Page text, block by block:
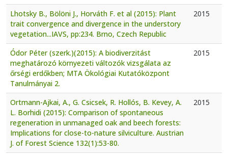
Lhotsky B., Bölöni J., Horváth F. et al (2015): Plant
trait convergence and divergence in the understory
vegetation...IAVS, pp:234. Brno, Czech Republic
2015
Ódor Péter (szerk.)(2015): A biodiverzitást
meghatározó környezeti változók vizsgálata az
őrségi erdőkben; MTA Ökológiai Kutatóközpont
Tanulmányai 2.
2015
Ortmann-Ajkai, A., G. Csicsek, R. Hollós, B. Kevey, A.
L. Borhidi (2015): Comparison of spontaneous
regeneration in unmanaged oak and beech forests:
Implications for close-to-nature silviculture. Austrian
J. of Forest Science 132(1):53-80.
2015